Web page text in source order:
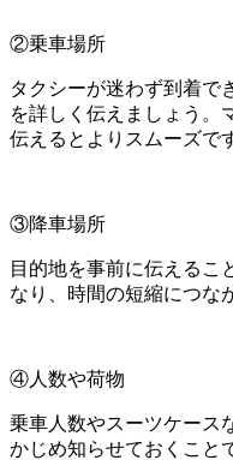
②乗車場所
タクシーが迷わず到着で
を詳しく伝えましょう。
伝えるとよりスムーズで
③降車場所
目的地を事前に伝えるこ
なり、時間の短縮につな
④人数や荷物
乗車人数やスーツケース
かじめ知らせておくこと